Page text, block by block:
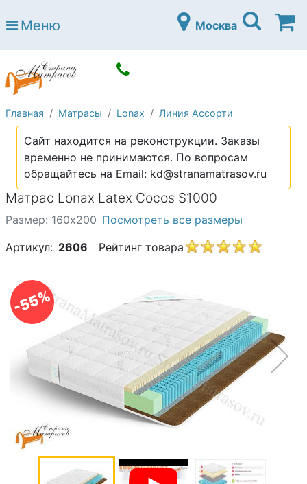
Страна матрасов
Open submenu (Матрасы)
Open submenu (Кровати)
Кровати
Open submenu (Аксессуары)
Open submenu (Диваны)
Диваны
Open submenu (Постельное белье)
Постельное белье
Open submenu (Мебель)
Мебель
Open submenu (Основания)
Основания
Open submenu (Детские матрасы)
Open submenu (Детские кровати)
Open submenu (Шкафы)
Шкафы
О компании
Контакты
Доставка по городу
Меню Москва
Главная Матрасы Lonax Линия Ассорти
Сайт находится на реконструкции. Заказы
временно не принимаются. По вопросам
обращайтесь на Email: kd@stranamatrasov.ru
Матрас Lonax Latex Cocos S1000
-55%
Размер: 160х200 Посмотреть все размеры
Артикул: 2606 Рейтинг товара